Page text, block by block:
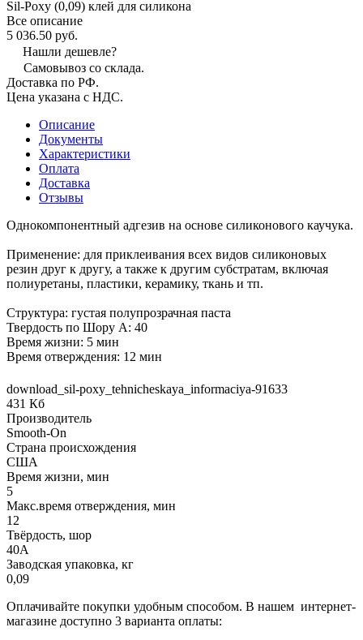
Sil-Poxy (0,09) клей для силикона
Все описание
5 036.50 руб.
Нашли дешевле?
Самовывоз со склада.
Доставка по РФ.
Цена указана с НДС.
Описание
Документы
Характеристики
Оплата
Доставка
Отзывы
Однокомпонентный адгезив на основе силиконового каучука.
Применение: для приклеивания всех видов силиконовых
резин друг к другу, а также к другим субстратам, включая
полиуретаны, пластики, керамику, ткань и тп.
Структура: густая полупрозрачная паста
Твердость по Шору А: 40
Время жизни: 5 мин
Время отверждения: 12 мин
download_sil-poxy_tehnicheskaya_informaciya-91633
431 Кб
Производитель
Smooth-On
Страна происхождения
США
Время жизни, мин
5
Макс.время отверждения, мин
12
Твёрдость, шор
40А
Заводская упаковка, кг
0,09
Оплачивайте покупки удобным способом. В нашем интернет-
магазине доступно 3 варианта оплаты: